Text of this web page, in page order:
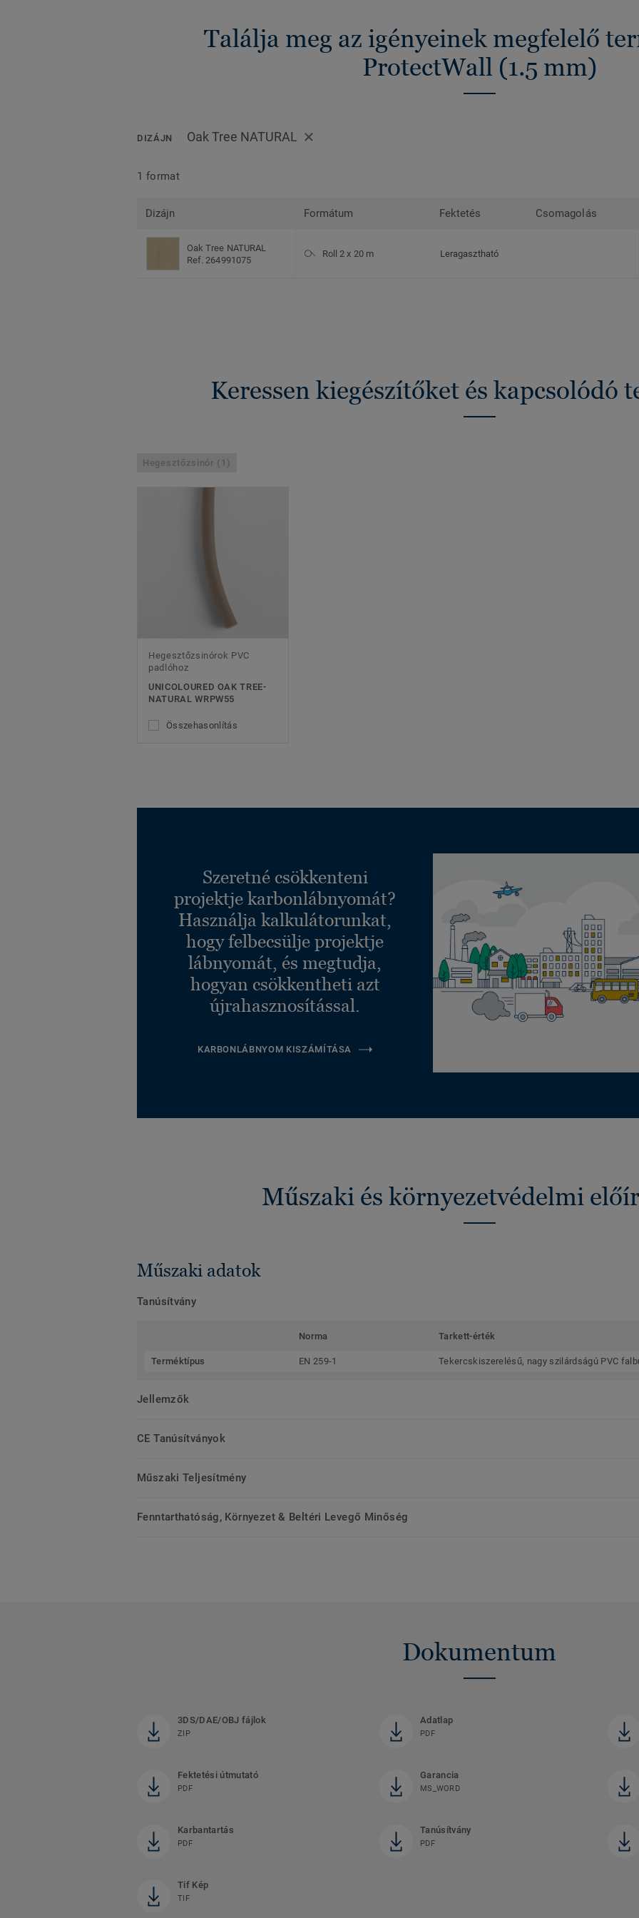
Találja meg az igényeinek megfelelő
ProtectWall (1.5 mm)
DIZÁJN Oak Tree NATURAL
1 format
Dizájn Formátum Fektetés Csomagolás
Oak Tree NATURAL
Ref. 264991075
Roll 2 x 20 m Leragasztható
Keressen kiegészítőket és kapcsolódó
Hegesztőzsinór (1)
Hegesztőzsinórok PVC
padlóhoz
UNICOLOURED OAK TREE-
NATURAL WRPW55
Összehasonlítás
Szeretné csökkenteni
projektje karbonlábnyomát?
Használja kalkulátorunkat,
hogy felbecsülje projektje
lábnyomát, és megtudja,
hogyan csökkentheti azt
újrahasznosítással.
KARBONLÁBNYOM KISZÁMÍTÁSA
Műszaki és környezetvédelmi
Műszaki adatok
Tanúsítvány
Norma Tarkett-érték
Terméktípus EN 259-1 Tekercskiszerelésű, nagy szilárdságú PVC
Jellemzők
CE Tanúsítványok
Műszaki Teljesítmény
Fenntarthatóság, Környezet & Beltéri Levegő Minőség
Dokumentum
3DS/DAE/OBJ fájlok
ZIP
Adatlap
PDF
Fektetési útmutató
PDF
Garancia
MS_WORD
Karbantartás
PDF
Tanúsítvány
PDF
Tif Kép
TIF